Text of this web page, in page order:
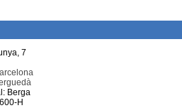
7
Berga
H